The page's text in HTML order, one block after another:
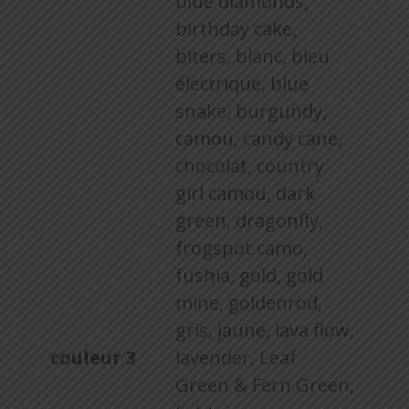
couleur 3
birthday cake,
biters, blanc, bleu
électrique, blue
snake, burgundy,
camou, candy cane,
chocolat, country
girl camou, dark
green, dragonfly,
frogspot camo,
fushia, gold, gold
mine, goldenrod,
gris, jaune, lava flow,
lavender, Leaf
Green & Fern Green,